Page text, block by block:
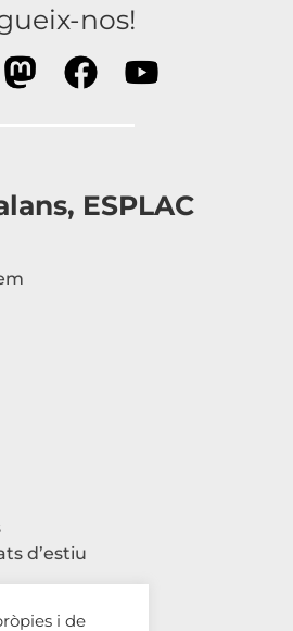
nos!
ESPLAC
d’estiu
i de